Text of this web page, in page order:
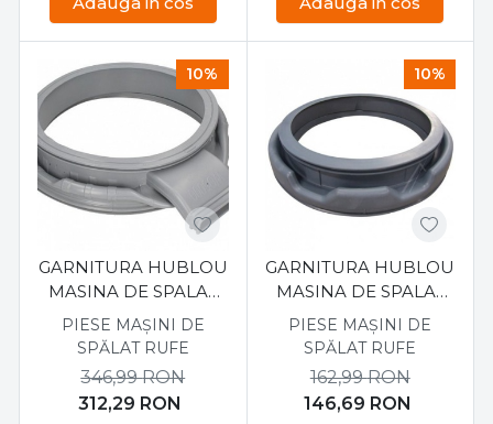
10%
GARNITURA HUBLOU
MASINA DE SPALAT
SAMSUNG DC64-
03176A
PIESE MAȘINI DE
SPĂLAT RUFE
312,29 RON
346,99RON
10%
GARNITURA HUBLOU
MASINA DE SPALAT
SAMSUNG
DC6400563B
PIESE MAȘINI DE
SPĂLAT RUFE
146,69 RON
162,99RON